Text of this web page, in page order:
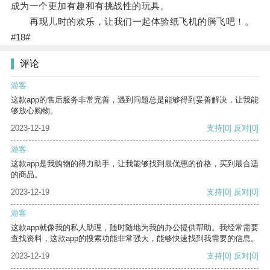
成为一个更加有趣和有挑战性的玩具。
再现儿时的欢乐，让我们一起体验纸飞机的腾飞吧！。
#18#
评论
游客
这款app的售后服务非常完善，遇到问题总是能够得到妥善解决，让我能
够放心购物。
2023-12-19
支持[0] 反对[0]
游客
这款app是我购物的得力助手，让我能够找到最优惠的价格，买到最合适
的商品。
2023-12-19
支持[0] 反对[0]
游客
这款app就像我的私人助理，随时随地为我的办公提供帮助。我经常需要
查找资料，这款app的搜索功能非常强大，能够快速找到我需要的信息。
2023-12-19
支持[0] 反对[0]